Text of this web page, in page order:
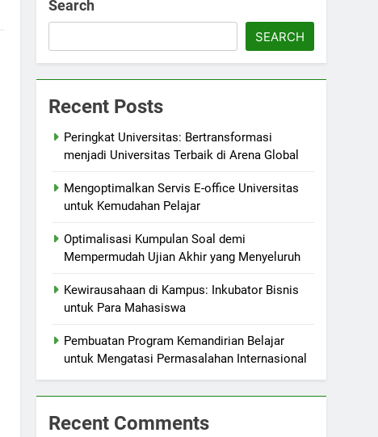
Search
SEARCH
Recent Posts
Peringkat Universitas: Bertransformasi
menjadi Universitas Terbaik di Arena Global
Mengoptimalkan Servis E-office Universitas
untuk Kemudahan Pelajar
Optimalisasi Kumpulan Soal demi
Mempermudah Ujian Akhir yang Menyeluruh
Kewirausahaan di Kampus: Inkubator Bisnis
untuk Para Mahasiswa
Pembuatan Program Kemandirian Belajar
untuk Mengatasi Permasalahan Internasional
Recent Comments